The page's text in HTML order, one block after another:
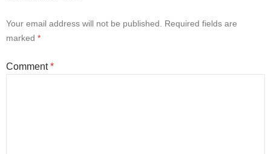
Your email address will not be published. Required fields are
marked *
Comment*